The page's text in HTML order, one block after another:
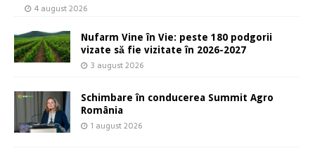
4 august 2026
Nufarm Vine în Vie: peste 180 podgorii
vizate să fie vizitate în 2026-2027
3 august 2026
Schimbare în conducerea Summit Agro
România
1 august 2026